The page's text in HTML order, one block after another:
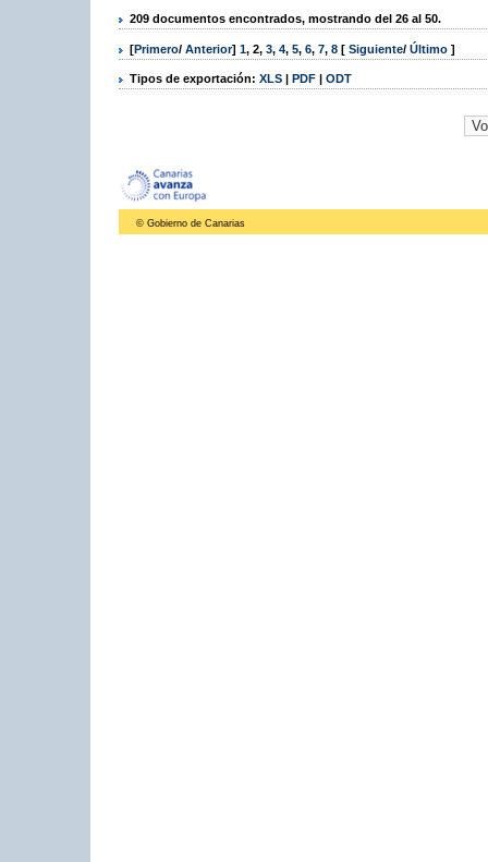
209 documentos encontrados, mostrando del 26 al 50.
[Primero/ Anterior] 1, 2, 3, 4, 5, 6, 7, 8 [ Siguiente/ Último ]
Tipos de exportación: XLS | PDF | ODT
© Gobierno de Canarias